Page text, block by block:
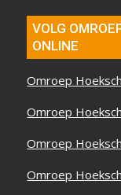
VOLG
ONLINE
Omroep
Omroep
Omroep
Omroep